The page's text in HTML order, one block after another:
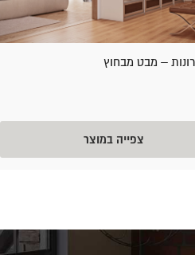
– מבט מבחוץ
צפייה במוצר